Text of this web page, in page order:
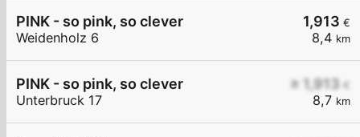
1,913 €
8,4 km
PINK - so pink, so clever
Weidenholz 6
≥ 1,913 €
8,7 km
PINK - so pink, so clever
Unterbruck 17